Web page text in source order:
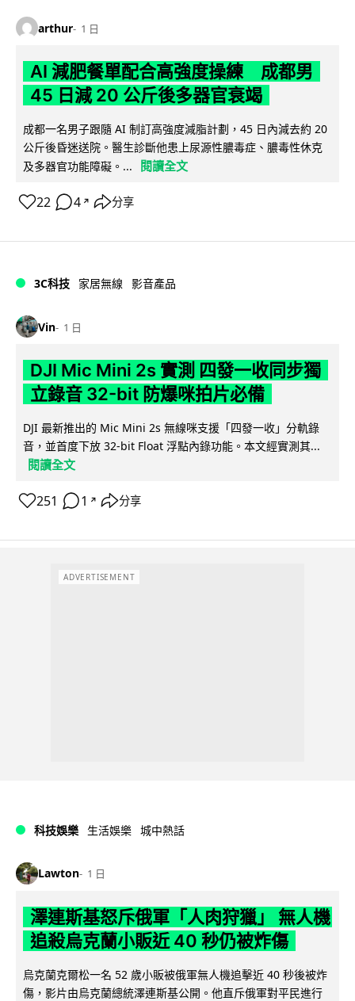
arthur 1 日
AI 減肥餐單配合高強度操練 成都男
45 日減 20 公斤後多器官衰竭
成都一名男子跟隨 AI 制訂高強度減脂計劃，45 日內減去約 20
公斤後昏迷送院。醫生診斷他患上尿源性膿毒症、膿毒性休克
及多器官功能障礙。...
閱讀全文
22 4 ↗ 分享
3C科技 家居無線 影音產品
Vin 1 日
DJI Mic Mini 2s 實測 四發一收同步獨
立錄音 32-bit 防爆咪拍片必備
DJI 最新推出的 Mic Mini 2s 無線咪支援「四發一收」分軌錄
音，並首度下放 32-bit Float 浮點內錄功能。本文經實測其...
閱讀全文
251 1 ↗ 分享
ADVERTISEMENT
科技娛樂 生活娛樂 城中熱話
Lawton 1 日
澤連斯基怒斥俄軍「人肉狩獵」 無人機
追殺烏克蘭小販近 40 秒仍被炸傷
烏克蘭克爾松一名 52 歲小販被俄軍無人機追擊近 40 秒後被炸
傷，影片由烏克蘭總統澤連斯基公開。他直斥俄軍對平民進行